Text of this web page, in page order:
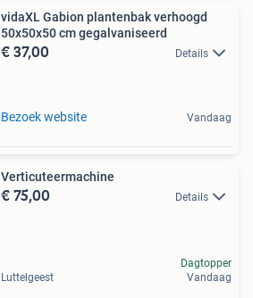
vidaXL Gabion plantenbak verhoogd
50x50x50 cm gegalvaniseerd
€ 37,00 Details
Bezoek website Vandaag
Verticuteermachine
€ 75,00 Details
Luttelgeest
Dagtopper
Vandaag